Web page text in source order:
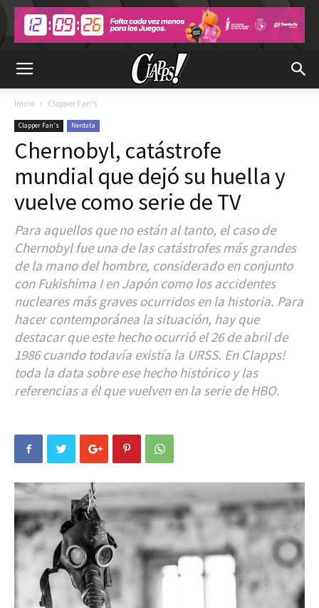
Inicio Clapper Fan's
Clapper Fan's Nerdata
Chernobyl, catástrofe
mundial que dejó su huella y
vuelve como serie de TV
Para aquellos que no están al tanto, el caso de
Chernobyl fue una de las catástrofes más grandes
de la mano del hombre, considerado en conjunto
con Fukishima I en Japón como los accidentes
nucleares más graves ocurridos en la historia. Para
hacer contemporánea la situación, hay que
destacar que este hecho ocurrió el 26 de abril de
1986 cuando todavía existía la URSS. En Clapps!
toda la data sobre ese hecho histórico y las
referencias a él que vuelven en la serie de HBO.